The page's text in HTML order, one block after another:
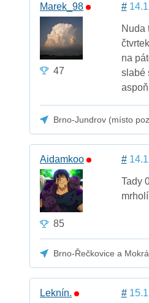
Marek_98
47
#
Nuda
na
slabé
Brno-Jundrov (místo
Aidamkoo
85
#
Tady
Brno-Řečkovice a
Leknín. #